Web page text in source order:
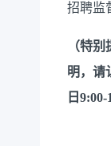
招聘监
（特
明，请
日 9:00-